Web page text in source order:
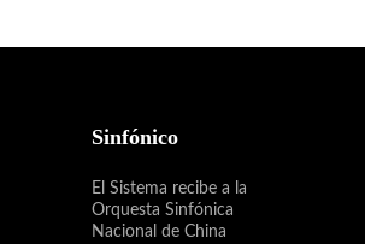
Sinfónico
El Sistema recibe a la
Orquesta Sinfónica
Nacional de China